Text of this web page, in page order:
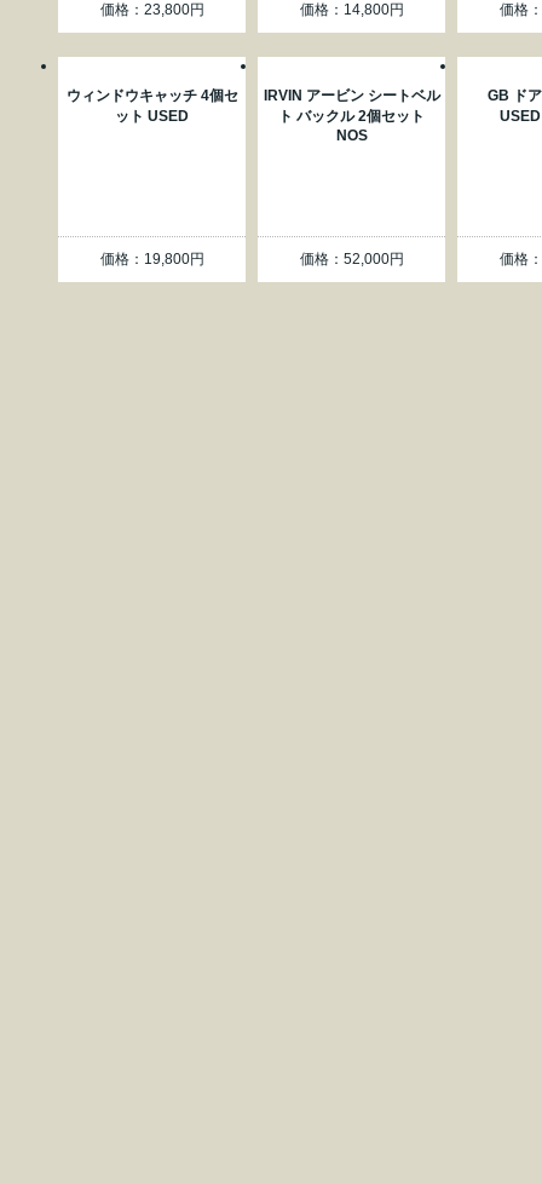
価格：23,800円 価格：14,800円 価格
ウィンドウキャッチ 4個セ
ット USED
価格：19,800円
IRVIN アービン シートベル
ト バックル 2個セット
NOS
価格：52,000円
GB ド
価格